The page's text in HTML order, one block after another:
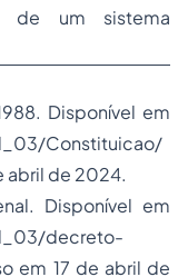
de um sistema
Disponível em
Constituicao/
abril de 2024.
Disponível em
decreto-
em 17 de abril de